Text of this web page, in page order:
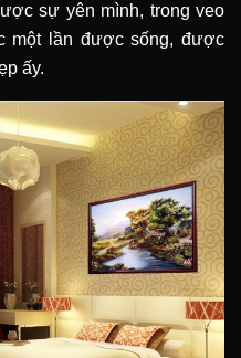
sự yên mình, trong veo
một lần được sống, được
ấy.